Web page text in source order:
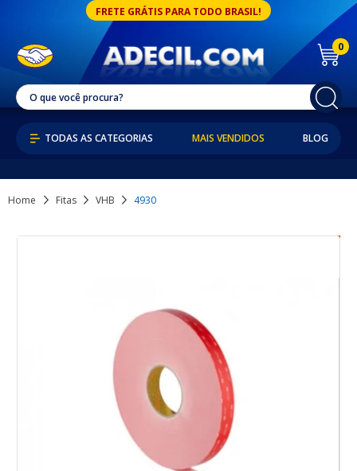
FRETE GRÁTIS PARA TODO BRASIL!
0
MAIS VENDIDOS BLOG
Home Fitas VHB 4930